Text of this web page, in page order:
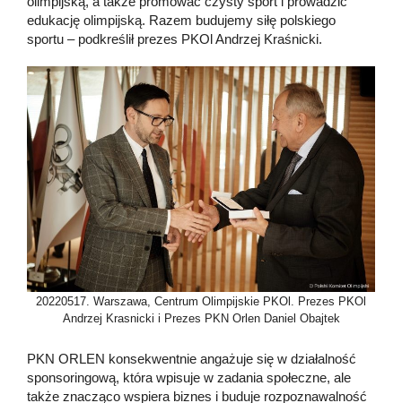
edukację olimpijską. Razem budujemy siłę polskiego
sportu – podkreślił prezes PKOl Andrzej Kraśnicki.
20220517. Warszawa, Centrum Olimpijskie PKOl. Prezes PKOl
Andrzej Krasnicki i Prezes PKN Orlen Daniel Obajtek
PKN ORLEN konsekwentnie angażuje się w działalność
sponsoringową, która wpisuje w zadania społeczne, ale
także znacząco wspiera biznes i buduje rozpoznawalność